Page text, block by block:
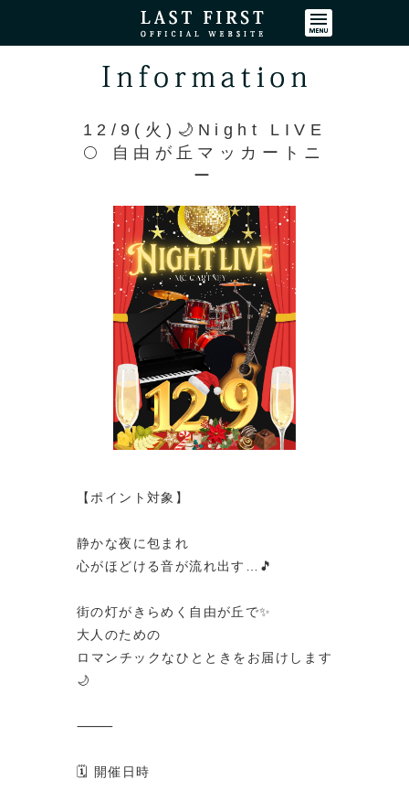
コンテンツ
12/9(火)🌙Night LIVE
🌕 自由が丘マッカートニ
ー
【ポイント対象】
静かな夜に包まれ
心がほどける音が流れ出す…🎵
街の灯がきらめく自由が丘で✨
大人のための
ロマンチックなひとときをお届けします
🌙
⸻
🗓️ 開催日時